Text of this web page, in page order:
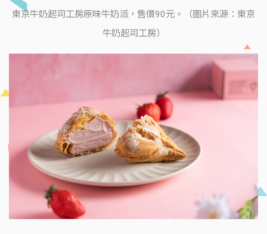
東京牛奶起司工房原味牛奶派，售價90元。（圖片來源：東京
牛奶起司工房）